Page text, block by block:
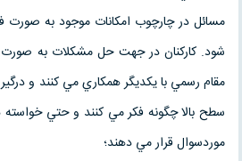
مسائل در چارچوب امكانات موجود به صورت
شود. كاركنان در جهت حل مشكلات به صورت
مقام رسمي با يكديگر همكاري مي كنند و
سطح بالا چگونه فكر مي كنند و حتي
موردسوال قرار مي دهند؛